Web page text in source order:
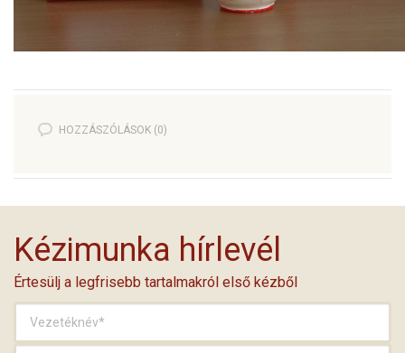
HOZZÁSZÓLÁSOK (0)
Kézimunka hírlevél
Értesülj a legfrisebb tartalmakról első kézből